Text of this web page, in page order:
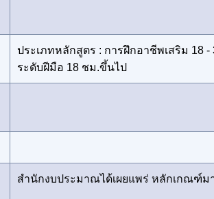
ประเภทหลักสูตร : การฝึกอาชีพเสริม 18 -
ระดับฝีมือ 18 ชม.ขึ้นไป
สำนักงบประมาณได้เผยแพร่ หลักเกณฑ์ม